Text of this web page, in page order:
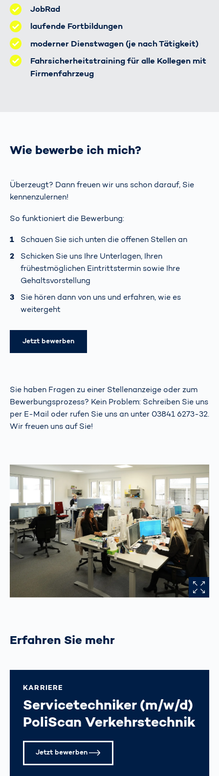
JobRad
laufende Fortbildungen
moderner Dienstwagen (je nach Tätigkeit)
Fahrsicherheitstraining für alle Kollegen mit
Firmenfahrzeug
Wie bewerbe ich mich?
Überzeugt? Dann freuen wir uns schon darauf, Sie
kennenzulernen!
So funktioniert die Bewerbung:
Schauen Sie sich unten die offenen Stellen an
Schicken Sie uns Ihre Unterlagen, Ihren
frühestmöglichen Eintrittstermin sowie Ihre
Gehaltsvorstellung
Sie hören dann von uns und erfahren, wie es
weitergeht
Jetzt bewerben
Sie haben Fragen zu einer Stellenanzeige oder zum
Bewerbungsprozess? Kein Problem: Schreiben Sie uns
per E-Mail
oder rufen Sie uns an unter 03841 6273-32.
Wir freuen uns auf Sie!
Erfahren Sie mehr
KARRIERE
Servicetechniker (m/w/d)
PoliScan Verkehrstechnik
Jetzt bewerben